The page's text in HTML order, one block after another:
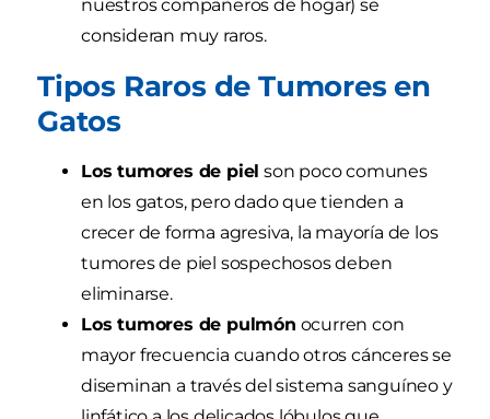
nuestros compañeros de hogar) se
consideran muy raros.
Tipos Raros de Tumores en
Gatos
Los tumores de piel son poco comunes
en los gatos, pero dado que tienden a
crecer de forma agresiva, la mayoría de los
tumores de piel sospechosos deben
eliminarse.
Los tumores de pulmón ocurren con
mayor frecuencia cuando otros cánceres se
diseminan a través del sistema sanguíneo y